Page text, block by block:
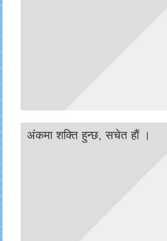
अंकमा शक्ति हुन्छ, सचेत हाैं ।